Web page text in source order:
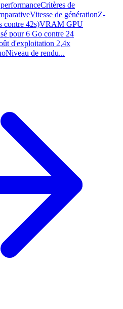
de
de générationZ-
contre 42s)VRAM GPU
pour 6 Go contre 24
d'exploitation 2,4x
de rendu...